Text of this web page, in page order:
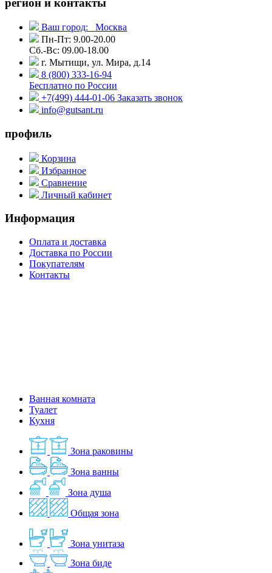
Ваш город:
Москва
Пн-Пт: 9.00-20.00
Сб.-Вс: 09.00-18.00
г. Мытищи, ул. Мира, д.14
8 (800) 333-16-94
Бесплатно по России
+7(499) 444-01-06 Заказать звонок
info@gutsant.ru
профиль
Корзина
Избранное
Сравнение
Личный кабинет
Информация
Оплата и доставка
Доставка по России
Покупателям
Контакты
Ванная комната
Туалет
Кухня
Зона раковины
Зона ванны
Зона душа
Общая зона
Зона унитаза
Зона биде